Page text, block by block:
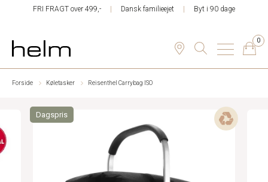
FRI FRAGT over 499,- Dansk familieejet Byt i 90 dage
0
Forside Køletasker Reisenthel Carrybag ISO
Dagspris